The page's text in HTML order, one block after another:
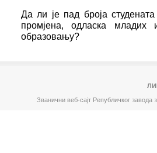
Да ли је пад броја
промјена, одласка
образовању?
Званични веб-сајт Републичког